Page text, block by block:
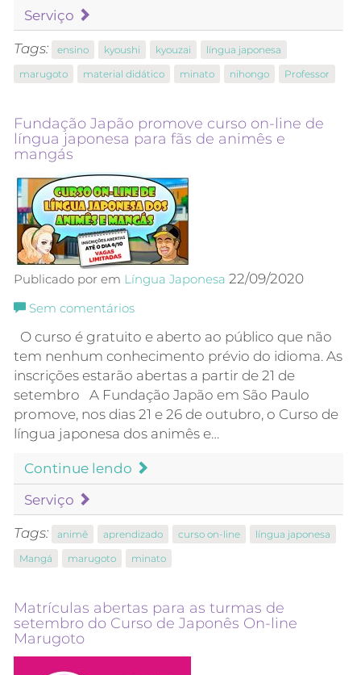
Serviço
Tags: ensino kyoushi kyouzai
língua japonesa
marugoto
material didático minato nihongo Professor
Fundação Japão promove curso on-line de
língua japonesa para fãs de animês e
mangás
Publicado por em Língua Japonesa 22/09/2020
Sem comentários
O curso é gratuito e aberto ao público que não
tem nenhum conhecimento prévio do idioma. As
inscrições estarão abertas a partir de 21 de
setembro A Fundação Japão em São Paulo
promove, nos dias 21 e 26 de outubro, o Curso de
língua japonesa dos animês e…
Continue lendo
Serviço
Tags: animê aprendizado curso on-line
língua japonesa
Mangá
marugoto minato
Matrículas abertas para as turmas de
setembro do Curso de Japonês On-line
Marugoto